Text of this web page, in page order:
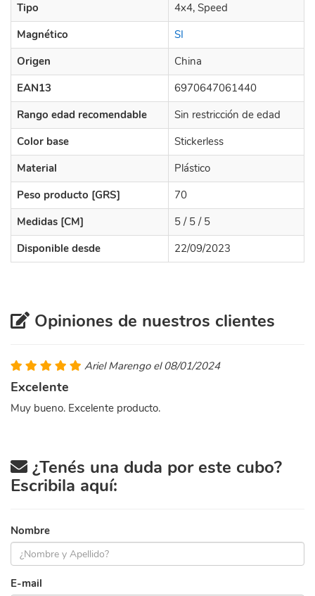
Tipo
4x4, Speed
Magnético
SI
Origen
China
EAN13
6970647061440
Rango edad recomendable
Sin restricción de edad
Color base
Stickerless
Material
Plástico
Peso producto [GRS]
70
Medidas [CM]
5 / 5 / 5
Disponible desde
22/09/2023
Opiniones de nuestros clientes
Ariel Marengo el 08/01/2024
Excelente
Muy bueno. Excelente producto.
¿Tenés una duda por este cubo?
Escribila aquí:
Nombre
E-mail